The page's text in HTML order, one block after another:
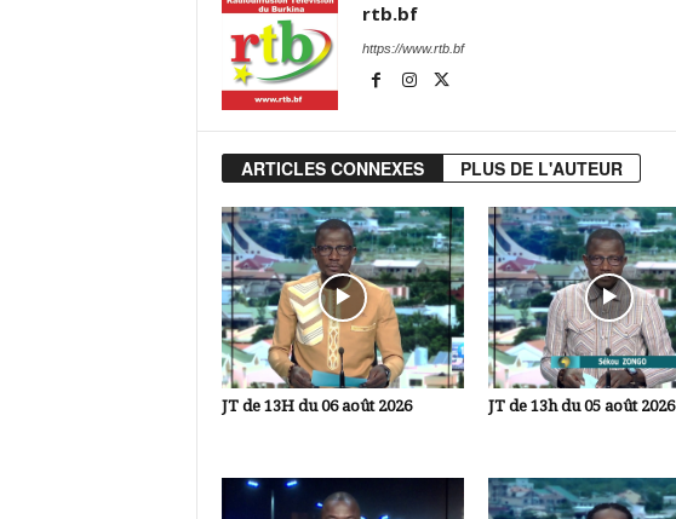
rtb.bf
https://www.rtb.bf
ARTICLES CONNEXES PLUS DE L'AUTEUR
JT de 13H du 06 août 2026 JT de 13h du 05 août 2026